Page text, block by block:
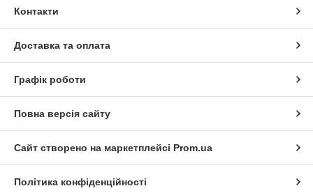
Контакти
Доставка та оплата
Графік роботи
Повна версія сайту
Сайт створено на маркетплейсі Prom.ua
Політика конфіденційності